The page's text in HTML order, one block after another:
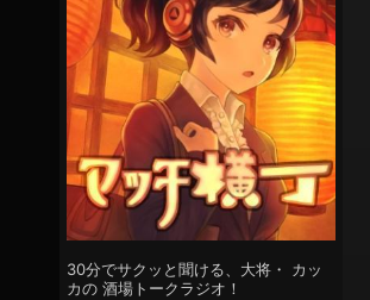
30分でサクッと聞ける、大将・ カッ
カの 酒場トークラジオ！